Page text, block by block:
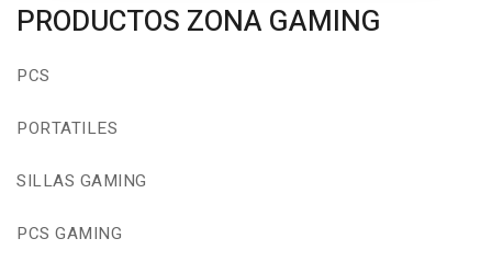
PRODUCTOS ZONA GAMING
PCS
PORTATILES
SILLAS GAMING
PCS GAMING